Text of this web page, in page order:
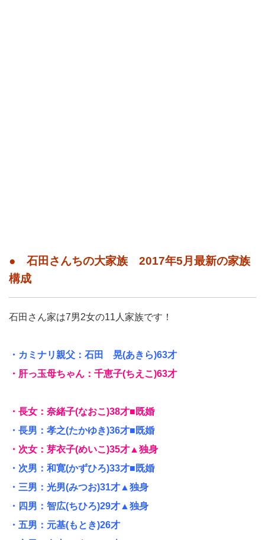
● 石田さんちの大家族 2017年5月最新の家族
構成
石田さん家は7男2女の11人家族です！
・カミナリ親父：石田 晃(あきら)63才
・肝っ玉母ちゃん：千恵子(ちえこ)63才
・長女：奈緒子(なおこ)38才■既婚
・長男：孝之(たかゆき)36才■既婚
・次女：芽衣子(めいこ)35才▲独身
・次男：和寛(かずひろ)33才■既婚
・三男：光男(みつお)31才▲独身
・四男：智広(ちひろ)29才▲独身
・五男：元基(もとき)26才